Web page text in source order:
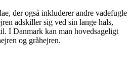
der også inkluderer andre vadefugle
adskiller sig ved sin lange hals,
I Danmark kan man hovedsageligt
og gråhejren.